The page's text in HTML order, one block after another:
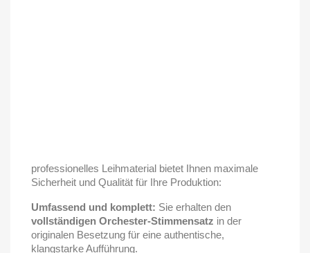
professionelles Leihmaterial bietet Ihnen maximale
Sicherheit und Qualität für Ihre Produktion:
Umfassend und komplett: Sie erhalten den
vollständigen Orchester-Stimmensatz in der
originalen Besetzung für eine authentische,
klangstarke Aufführung.